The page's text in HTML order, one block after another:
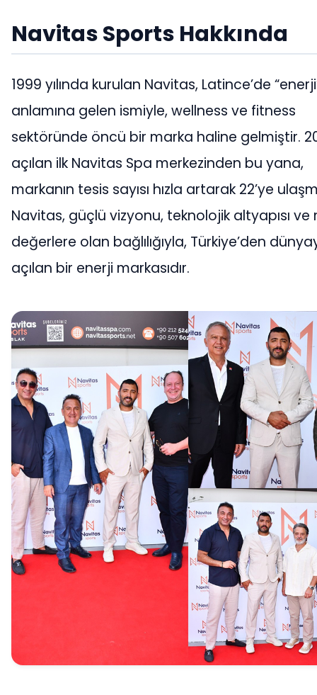
Navitas Sports Hakkında
1999 yılında kurulan Navitas, Latince’de
anlamına gelen ismiyle, wellness ve fitness
sektöründe öncü bir marka haline gelmiştir.
açılan ilk Navitas Spa merkezinden bu yana,
markanın tesis sayısı hızla artarak 22’ye
Navitas, güçlü vizyonu, teknolojik altyapısı ve
değerlere olan bağlılığıyla, Türkiye’den
açılan bir enerji markasıdır.